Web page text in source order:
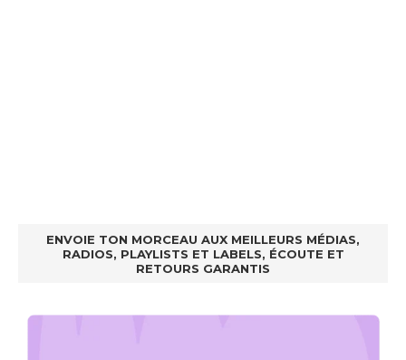
ENVOIE TON MORCEAU AUX MEILLEURS MÉDIAS,
RADIOS, PLAYLISTS ET LABELS, ÉCOUTE ET
RETOURS GARANTIS